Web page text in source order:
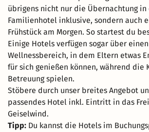
übrigens nicht nur die Übernachtung in
Familienhotel inklusive, sondern auch
Frühstück am Morgen. So startest du
Einige Hotels verfügen sogar über
Wellnessbereich, in dem Eltern etwas
für sich genießen können, während die
Betreuung spielen.
Stöbere durch unser breites Angebot
passendes Hotel inkl. Eintritt in das
Geiselwind.
Tipp: Du kannst die Hotels im